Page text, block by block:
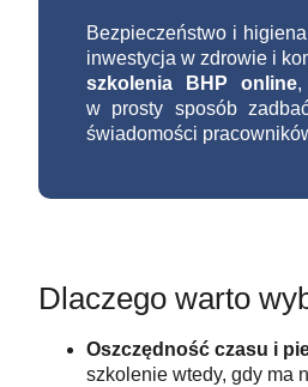
Bezpieczeństwo i
inwestycja w zdrowie i
szkolenia BHP online,
w prosty sposób
świadomości
Dlaczego warto
Oszczędność czasu i
szkolenie wtedy, gdy ma